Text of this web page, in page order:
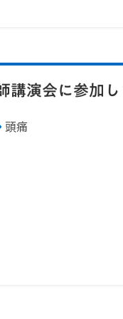
講演会に参加
頭痛